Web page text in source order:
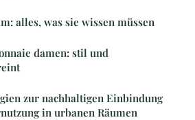
alles, was sie wissen müssen
damen: stil und
zur nachhaltigen Einbindung
in urbanen Räumen